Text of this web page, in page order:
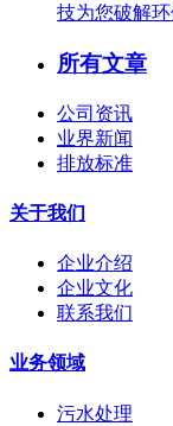
技为您破解
所有文章
公司资讯
业界新闻
排放标准
关于我们
企业介绍
企业文化
联系我们
业务领域
污水处理